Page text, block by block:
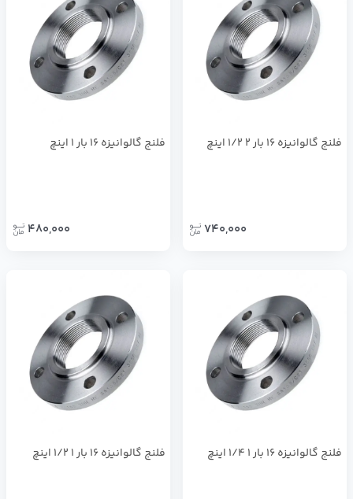
فلنج گالوانيزه 16 بار 2 1/2 اينچ
740,000
فلنج گالوانيزه 16 بار 1 اينچ
480,000
فلنج گالوانيزه 16 بار 1 1/4 اينچ فلنج گالوانيزه 16 بار 1 1/2 اينچ